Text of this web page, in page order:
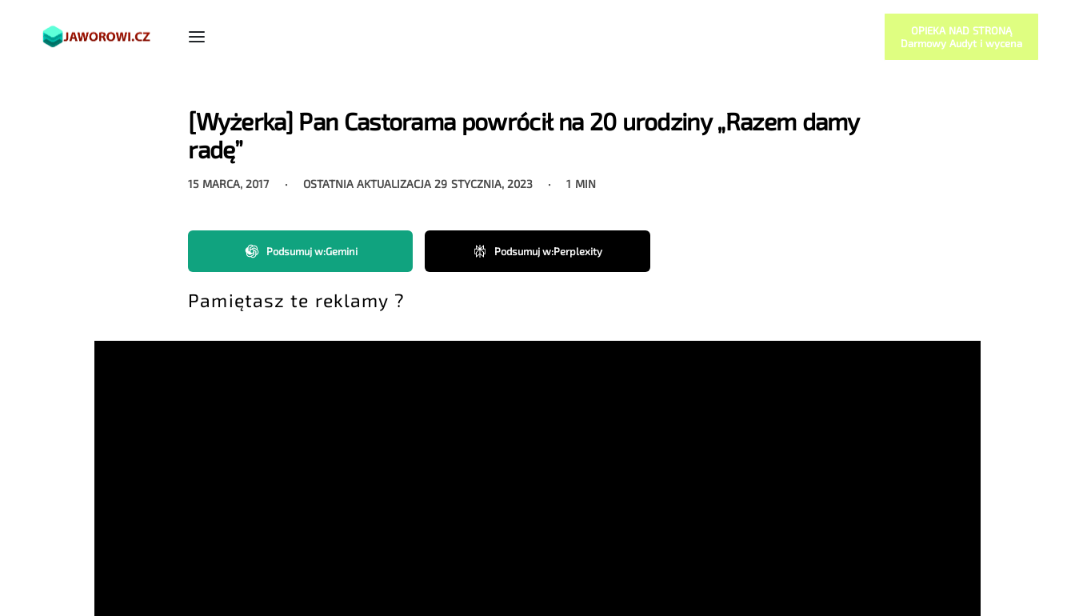
OPIEKA NAD STRONĄ
Darmowy Audyt i wycena
[Wyżerka] Pan Castorama powrócił na 20 urodziny „Razem damy
radę”
15 MARCA, 2017 OSTATNIA AKTUALIZACJA 29 STYCZNIA, 2023 1 MIN
Podsumuj w:Gemini Podsumuj w:Perplexity
Pamiętasz te reklamy ?